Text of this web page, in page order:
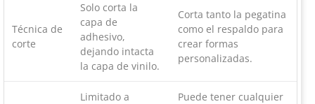
Técnica de
corte
Solo corta la
capa de
adhesivo,
dejando intacta
la capa de vinilo.
Corta tanto la pegatina
como el respaldo para
crear formas
personalizadas.
Limitado a
Puede tener cualquier